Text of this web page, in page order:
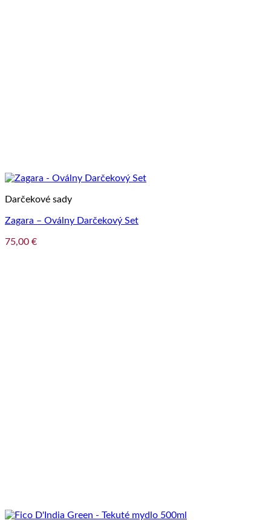
Darčekové sady
Zagara – Oválny Darčekový Set
75,00 €